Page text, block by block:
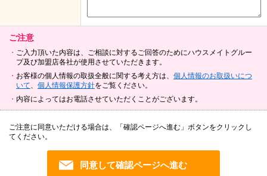
ご注意
ご入力頂いた内容は、ご相談に対するご回答のためにハウスメイトグルー
プ及び加盟店各社が使用させていただきます。
お客様の個人情報の取扱全般に関する考え方は、 個人情報のお取扱いにつ
いて
個人情報保護方針をご覧ください。
内容によってはお電話させていただくことがございます。
ご注意に同意いただける場合は、「確認ページへ進む」ボタンをクリックし
てください。